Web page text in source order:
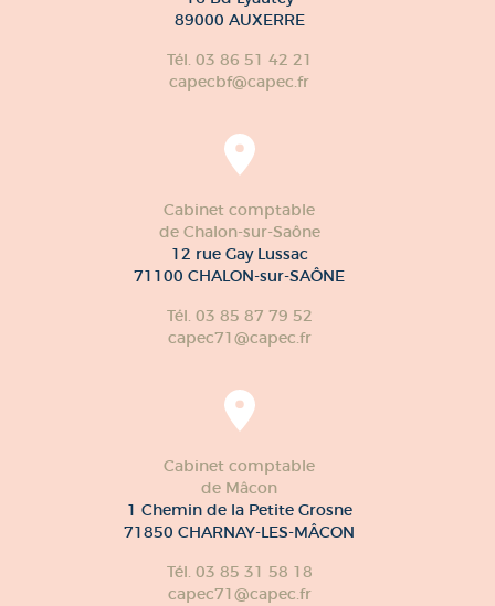
89000 AUXERRE
Tél. 03 86 51 42 21
capecbf@capec.fr
Cabinet comptable
de Chalon-sur-Saône
12 rue Gay Lussac
71100 CHALON-sur-SAÔNE
Tél. 03 85 87 79 52
capec71@capec.fr
Cabinet comptable
de Mâcon
1 Chemin de la Petite Grosne
71850 CHARNAY-LES-MÂCON
Tél. 03 85 31 58 18
capec71@capec.fr